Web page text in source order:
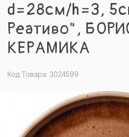
d=28см/h=3,
Реативо",
КЕРАМИКА
Код Товара: 3024599